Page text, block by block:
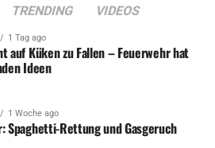
TRENDING VIDEOS
1 Tag ago
auf Küken zu Fallen – Feuerwehr hat
Ideen
1 Woche ago
Spaghetti-Rettung und Gasgeruch